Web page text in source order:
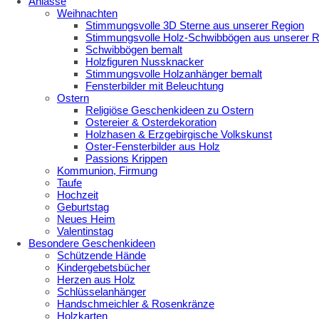
Weihnachten
Stimmungsvolle 3D Sterne aus unserer Region
Stimmungsvolle Holz-Schwibbögen aus unserer
Schwibbögen bemalt
Holzfiguren Nussknacker
Stimmungsvolle Holzanhänger bemalt
Fensterbilder mit Beleuchtung
Ostern
Religiöse Geschenkideen zu Ostern
Ostereier & Osterdekoration
Holzhasen & Erzgebirgische Volkskunst
Oster-Fensterbilder aus Holz
Passions Krippen
Kommunion, Firmung
Taufe
Hochzeit
Geburtstag
Neues Heim
Valentinstag
Besondere Geschenkideen
Schützende Hände
Kindergebetsbücher
Herzen aus Holz
Schlüsselanhänger
Handschmeichler & Rosenkränze
Holzkarten